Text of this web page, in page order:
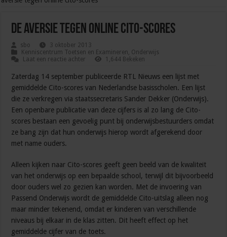
De aversie tegen online cito-scores
sbo
3 oktober 2013
Kenniscentrum Toetsen en Examineren, Onderwijs
Laat een reactie achter
1,644 Bekeken
Zaterdag 14 september publiceerde RTL Nieuws een lijst met
gemiddelde Cito-scores van Nederlandse basisscholen. Een lijst
die ze verkregen via staatssecretaris Sander Dekker (Onderwijs).
Een openbare publicatie van deze cijfers is al zo lang de Cito-
scores bestaan een gevoelig punt bij onderwijsbestuurders omdat
ze bang zijn dat hun onderwijs hierop wordt afgerekend door
met name ouders.
Alleen kijken naar Cito-scores geeft geen beeld van de kwaliteit
van het onderwijs op een bepaalde school, terwijl dit bijvoorbeeld
door ouders wel zo gezien kan worden. Met de invoering van
Passend Onderwijs wordt de gemiddelde Cito-uitslag alleen nog
maar minder tekenend, omdat er kinderen van verschillende
niveaus bij elkaar in de klas zitten. Dit heeft effect op het
gemiddelde cijfer van de toets.